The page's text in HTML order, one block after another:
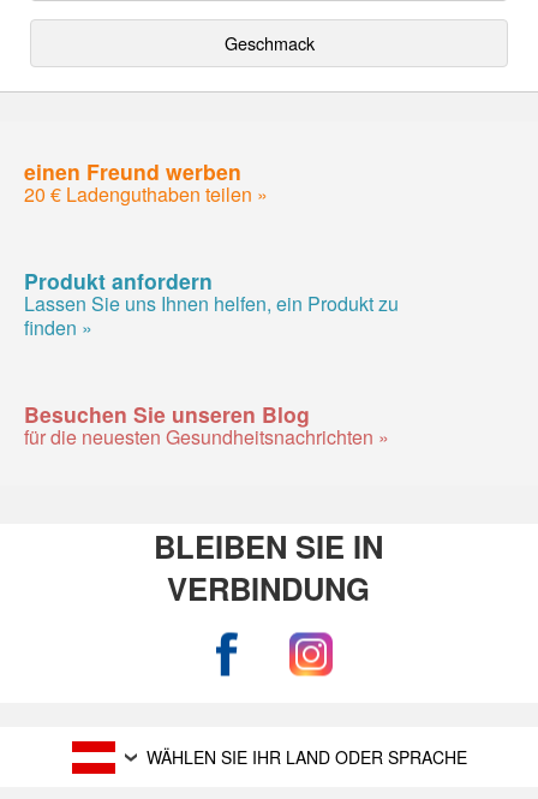
Geschmack
einen Freund werben
20 € Ladenguthaben teilen »
Produkt anfordern
Lassen Sie uns Ihnen helfen, ein Produkt zu
finden »
Besuchen Sie unseren Blog
für die neuesten Gesundheitsnachrichten »
BLEIBEN SIE IN
VERBINDUNG
WÄHLEN SIE IHR LAND ODER SPRACHE